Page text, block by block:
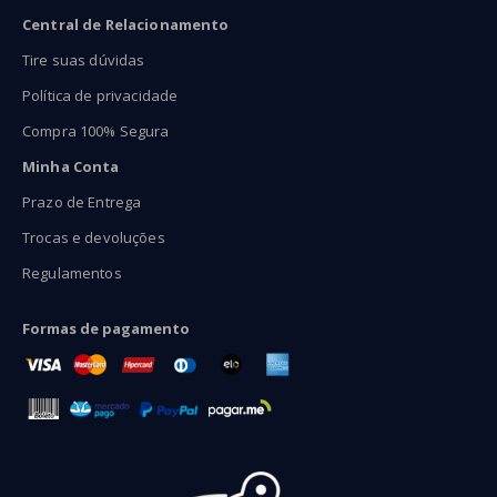
Central de Relacionamento
Tire suas dúvidas
Política de privacidade
Compra 100% Segura
Minha Conta
Prazo de Entrega
Trocas e devoluções
Regulamentos
Formas de pagamento